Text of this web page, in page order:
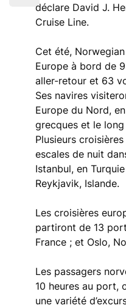
déclare David J.
Cruise Line.
Cet été,
Europe à bord de
aller-retour et 63
Ses navires
Europe du Nord,
grecques et le
Plusieurs
escales de nuit
Istanbul, en
Reykjavik, Islande.
Les croisières
partiront de 13
France ; et Oslo,
Les passagers
10 heures au port,
une variété